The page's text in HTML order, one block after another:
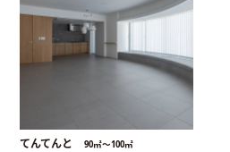
てんてんと 90㎡〜100㎡